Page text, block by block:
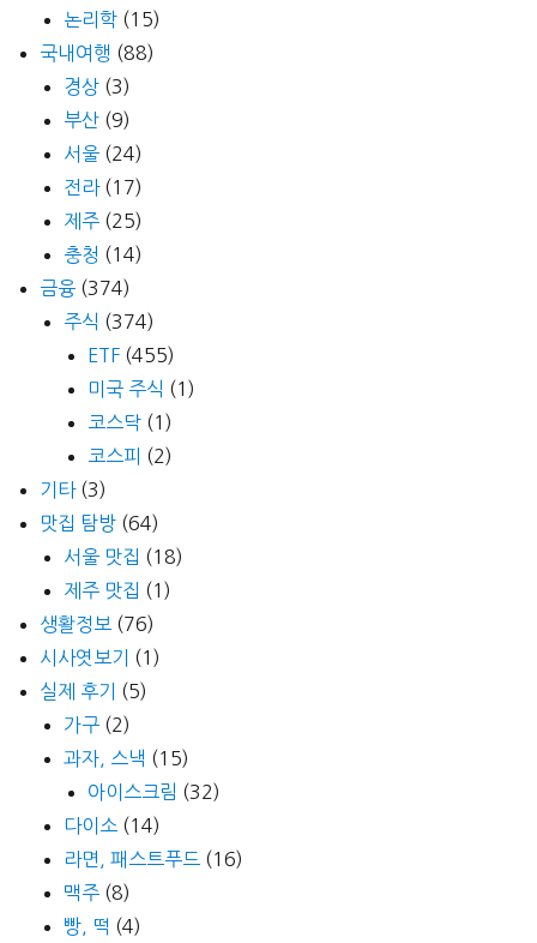
논리학 (15)
국내여행 (88)
경상 (3)
부산 (9)
서울 (24)
전라(17)
제주 (25)
충청 (14)
금융 (374)
주식 (374)
ETF (455)
미국 주식 (1)
코스닥 (1)
코스피 (2)
기타(3)
맛집 탐방 (64)
서울 맛집 (18)
제주 맛집 (1)
생활정보 (76)
시사엿보기
(1)
실제 후기
(5)
가구 (2)
과자, 스낵 (15)
아이스크림 (32)
다이소 (14)
라면, 패스트푸드 (16)
맥주 (8)
빵, 떡 (4)